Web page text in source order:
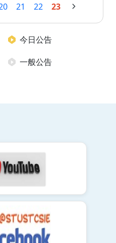
21 22 23
今日公告
一般公告